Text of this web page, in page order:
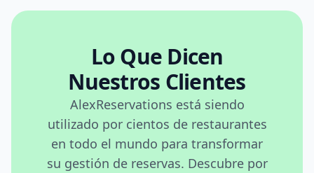
Lo Que Dicen
Nuestros Clientes
AlexReservations está siendo
utilizado por cientos de restaurantes
en todo el mundo para transformar
su gestión de reservas. Descubre por